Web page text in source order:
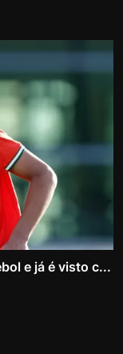
e já é visto c...